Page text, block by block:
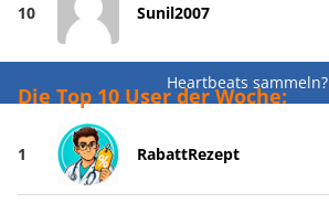
10 Sunil2007
Heartbeats sammeln?
Die Top 10 User der Woche:
1 RabattRezept